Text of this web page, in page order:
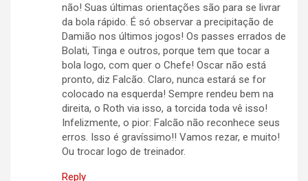
não! Suas últimas orientações são para se livrar
da bola rápido. É só observar a precipitação de
Damião nos últimos jogos! Os passes errados de
Bolati, Tinga e outros, porque tem que tocar a
bola logo, com quer o Chefe! Oscar não está
pronto, diz Falcão. Claro, nunca estará se for
colocado na esquerda! Sempre rendeu bem na
direita, o Roth via isso, a torcida toda vê isso!
Infelizmente, o pior: Falcão não reconhece seus
erros. Isso é gravíssimo!! Vamos rezar, e muito!
Ou trocar logo de treinador.
Reply